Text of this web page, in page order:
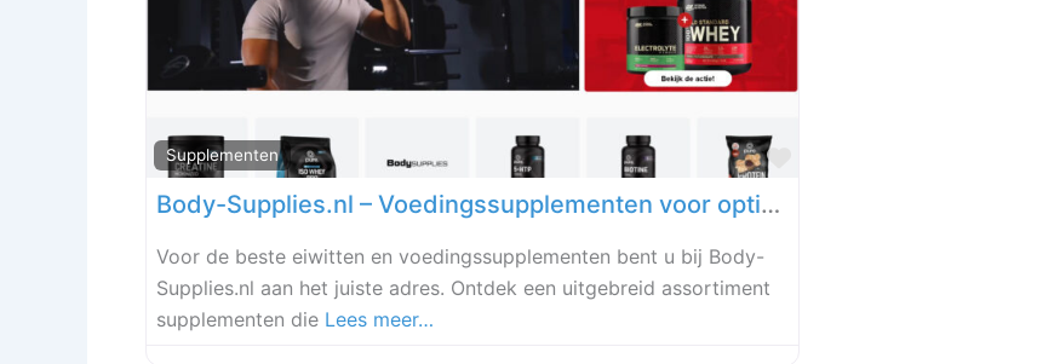
Supplementen
Body-Supplies.nl – Voedingssupplementen voor optimale prestaties
Voor de beste eiwitten en voedingssupplementen bent u bij Body-
Supplies.nl aan het juiste adres. Ontdek een uitgebreid assortiment
supplementen die Lees meer…